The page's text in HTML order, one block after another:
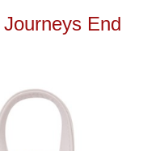
End